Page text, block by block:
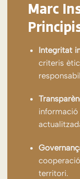
Marc
Integritat
criteris
informació
territori.